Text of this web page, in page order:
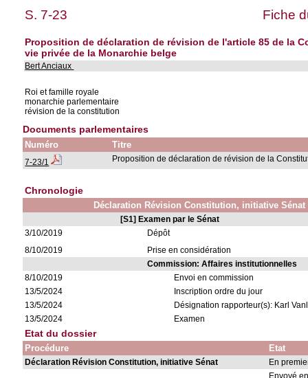
S. 7-23 Fiche
Proposition de déclaration de révision de l'article 85 de la
vie privée de la Monarchie belge
Bert Anciaux
Roi et famille royale
monarchie parlementaire
révision de la constitution
Documents parlementaires
Numéro Titre
7-23/1 Proposition de déclaration de révision de la
Chronologie
Déclaration Révision Constitution, initiative Sénat
[S1] Examen par le Sénat
3/10/2019
Dépôt
8/10/2019
Prise en considération
Commission: Affaires institutionnelles
8/10/2019
Envoi en commission
13/5/2024
Inscription ordre du jour
13/5/2024
Désignation rapporteur(s): Karl
13/5/2024
Examen
Etat du dossier
Procédure Etat
Déclaration Révision Constitution, initiative Sénat En
Envoyé